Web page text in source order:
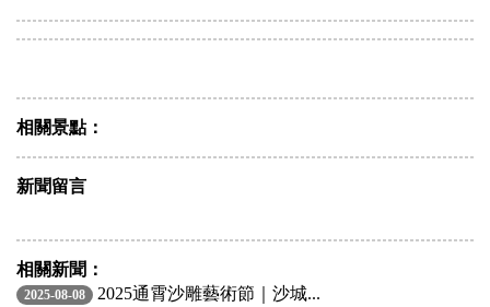
相關景點：
新聞留言
相關新聞：
2025-08-08 2025通霄沙雕藝術節｜沙城...